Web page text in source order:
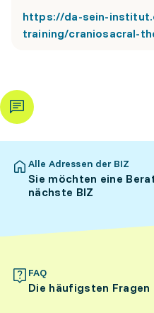
https://da-sein-
training/craniosacral-
Alle Adressen der BIZ
Sie möchten eine
nächste BIZ
FAQ
Die häufigsten